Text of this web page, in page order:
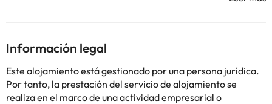
información de esta ficha está sujeta a cambios por parte del
Información legal
Este alojamiento está gestionado por una persona jurídica.
Por tanto, la prestación del servicio de alojamiento se
realiza en el marco de una actividad empresarial o